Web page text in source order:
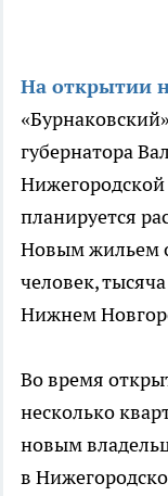
На открытии
губернатора
Нижегородской
планируется
Новым жильем
человек,
Нижнем
Во время
несколько
новым
в